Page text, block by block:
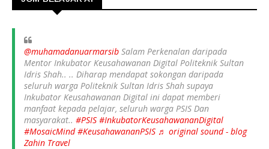
@muhamadanuarmarsib Salam Perkenalan daripada
Mentor Inkubator Keusahawanan Digital Politeknik Sultan
Idris Shah.. .. Diharap mendapat sokongan daripada
seluruh warga Politeknik Sultan Idris Shah supaya
Inkubator Keusahawanan Digital ini dapat memberi
manfaat kepada pelajar, seluruh warga PSIS Dan
masyarakat.. #PSIS #InkubatorKeusahawananDigital
#MosaicMind #KeusahawananPSIS ♬ original sound - blog
Zahin Travel